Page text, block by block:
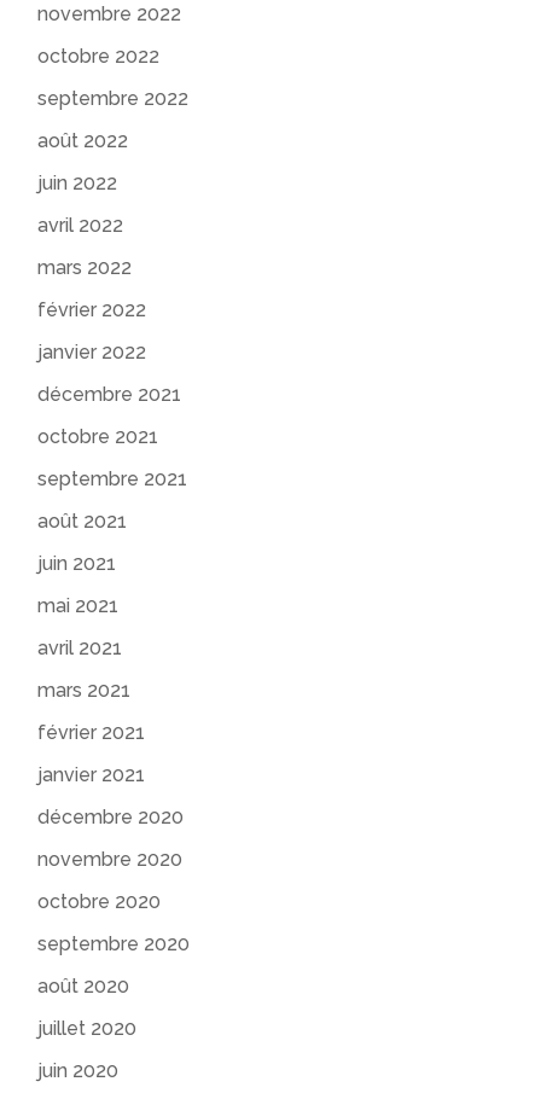
novembre 2022
octobre 2022
septembre 2022
août 2022
juin 2022
avril 2022
mars 2022
février 2022
janvier 2022
décembre 2021
octobre 2021
septembre 2021
août 2021
juin 2021
mai 2021
avril 2021
mars 2021
février 2021
janvier 2021
décembre 2020
novembre 2020
octobre 2020
septembre 2020
août 2020
juillet 2020
juin 2020